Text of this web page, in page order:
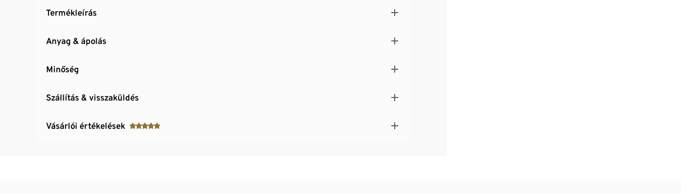
Termékleírás
Anyag & ápolás
Minőség
Szállítás & visszaküldés
Vásárlói értékelések